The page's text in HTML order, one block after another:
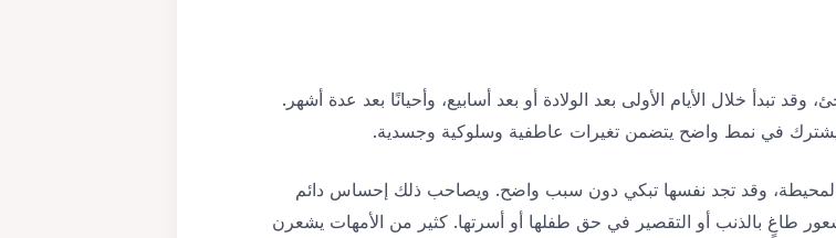
تبدأ خلال الأيام الأولى بعد الولادة أو بعد أسابيع، وأحيانًا بعد عدة أشهر.
في نمط واضح يتضمن تغيرات عاطفية وسلوكية وجسدية.
المحيطة، وقد تجد نفسها تبكي دون سبب واضح. ويصاحب ذلك إحساس دائم
طاغٍ بالذنب أو التقصير في حق طفلها أو أسرتها. كثير من الأمهات يشعرن